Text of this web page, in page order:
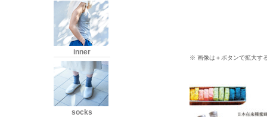
※ 画像は＋ボタンで拡大す
inner
socks